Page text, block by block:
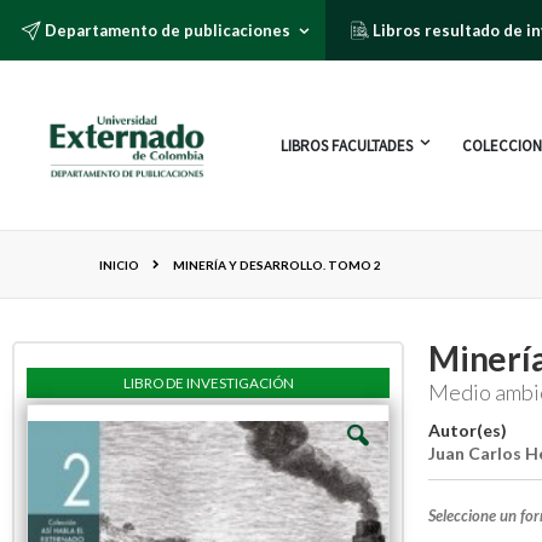
Departamento de publicaciones Libros resultado de
LIBROS FACULTADES
INICIO MINERÍA Y DESARROLLO. TOMO 2
Medio
Autor(es)
Juan Carlos
Seleccione un
LIBRO DE INVESTIGACIÓN